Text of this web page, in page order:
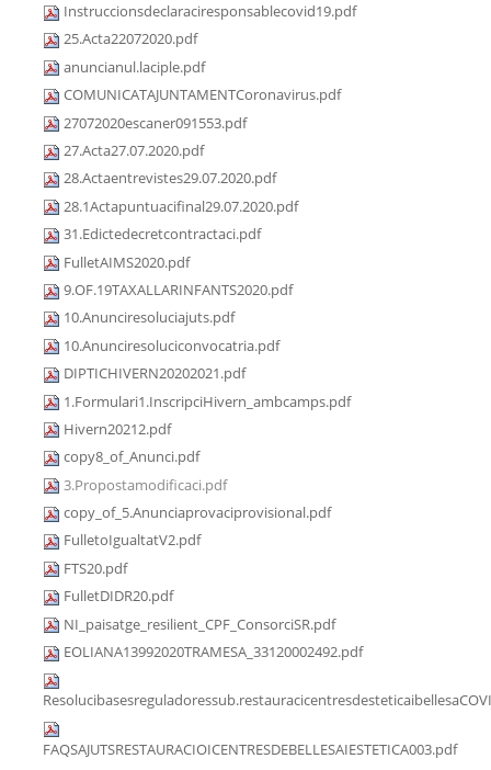
Instruccionsdeclaraciresponsablecovid19.pdf
25.Acta22072020.pdf
anuncianul.laciple.pdf
COMUNICATAJUNTAMENTCoronavirus.pdf
27072020escaner091553.pdf
27.Acta27.07.2020.pdf
28.Actaentrevistes29.07.2020.pdf
28.1Actapuntuacifinal29.07.2020.pdf
31.Edictedecretcontractaci.pdf
FulletAIMS2020.pdf
9.OF.19TAXALLARINFANTS2020.pdf
10.Anunciresoluciajuts.pdf
10.Anunciresoluciconvocatria.pdf
DIPTICHIVERN20202021.pdf
1.Formulari1.InscripciHivern_ambcamps.pdf
Hivern20212.pdf
copy8_of_Anunci.pdf
3.Propostamodificaci.pdf
copy_of_5.Anunciaprovaciprovisional.pdf
FulletoIgualtatV2.pdf
FTS20.pdf
FulletDIDR20.pdf
NI_paisatge_resilient_CPF_ConsorciSR.pdf
EOLIANA13992020TRAMESA_33120002492.pdf
FAQSAJUTSRESTAURACIOICENTRESDEBELLESAIESTETICA003.pdf